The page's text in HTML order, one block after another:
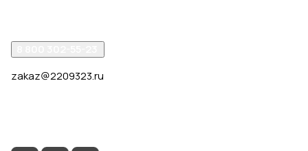
zakaz@2209323.ru